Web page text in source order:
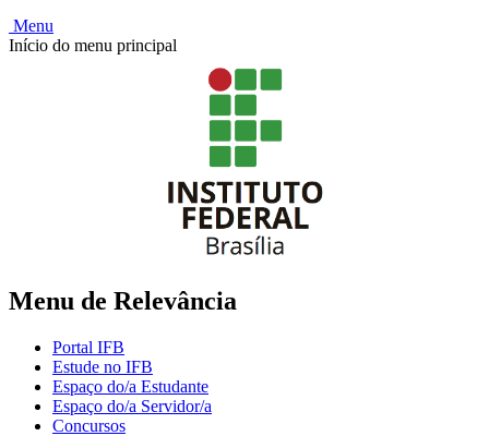
Menu
Início do menu principal
Menu de Relevância
Portal IFB
Estude no IFB
Espaço do/a Estudante
Espaço do/a Servidor/a
Concursos